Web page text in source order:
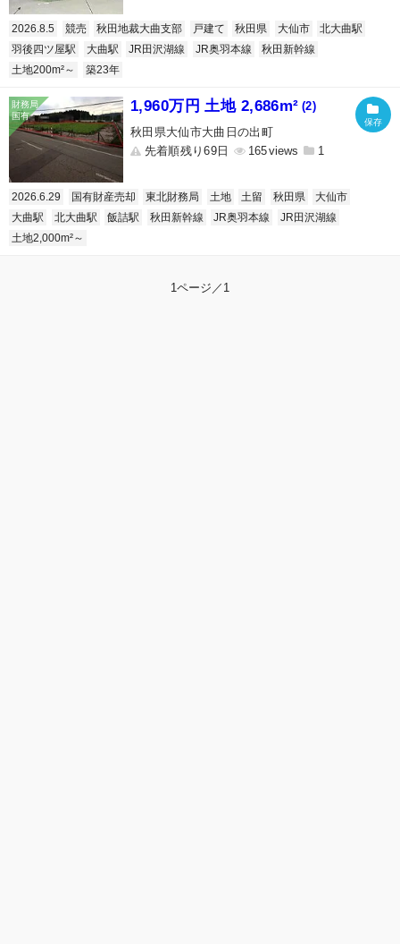
2026.8.5 競売 秋田地裁大曲支部 戸建て 秋田県 大仙市
北大曲駅
羽後四ツ屋駅
大曲駅 JR田沢湖線 JR奥羽本線
秋田新幹線
土地200m²～
築23年
1,960万円 土地 2,686m² (2)
秋田県大仙市大曲日の出町
先着順残り69日
165 1
2026.6.29 国有財産売却 東北財務局 土地 土留 秋田県
大仙市
大曲駅
北大曲駅 飯詰駅 秋田新幹線 JR奥羽本線
JR田沢湖線
土地2,000m²～
1ページ／1